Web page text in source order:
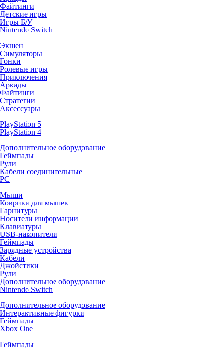
Файтинги
Детские игры
Игры Б/У
Nintendo Switch
Экшен
Симуляторы
Гонки
Ролевые игры
Приключения
Аркады
Файтинги
Стратегии
Аксессуары
PlayStation 5
PlayStation 4
Дополнительное оборудование
Геймпады
Рули
Кабели соединительные
PC
Мыши
Коврики для мышек
Гарнитуры
Носители информации
Клавиатуры
USB-накопители
Геймпады
Зарядные устройства
Кабели
Джойстики
Рули
Дополнительное оборудование
Nintendo Switch
Дополнительное оборудование
Интерактивные фигурки
Геймпады
Xbox One
Геймпады